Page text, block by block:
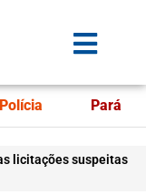
Polícia Pará
licitações suspeitas